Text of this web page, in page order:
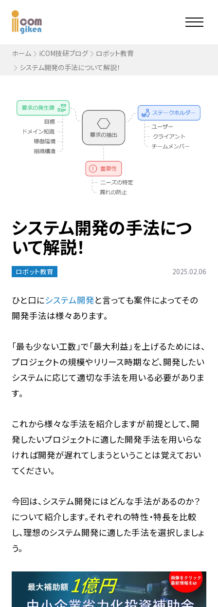
ホーム iCOM技研ブログ
ロボット教育
システム開発の手法について解説！
システム開発の手法につ
いて解説！
ロボット教育 2025.02.06
ひと口にシステム開発と言っても案件によってその
開発手法は様々あります。
「最も少ない工数」で「最大利益」を上げるためには、
プロジェクトの規模やリリース時期など、開発したい
システムに応じて適切な手法を用いる必要がありま
す。
これから様々な手法を紹介しますが前提として、開
発したいプロジェクトに適した開発手法を用いらな
ければ開発が遅れてしまうということは覚えておい
てください。
今回は、システム開発にはどんな手法があるのか？
について紹介します。それぞれの特性・特長を比較
し、理想のシステム開発に適した手法を選択しましょ
う。